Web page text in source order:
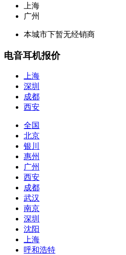
上海
广州
本城市下暂无经销商
电音耳机报价
上海
深圳
成都
西安
全国
北京
银川
惠州
广州
西安
成都
武汉
南京
深圳
沈阳
上海
呼和浩特